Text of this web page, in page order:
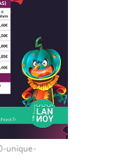
unique-